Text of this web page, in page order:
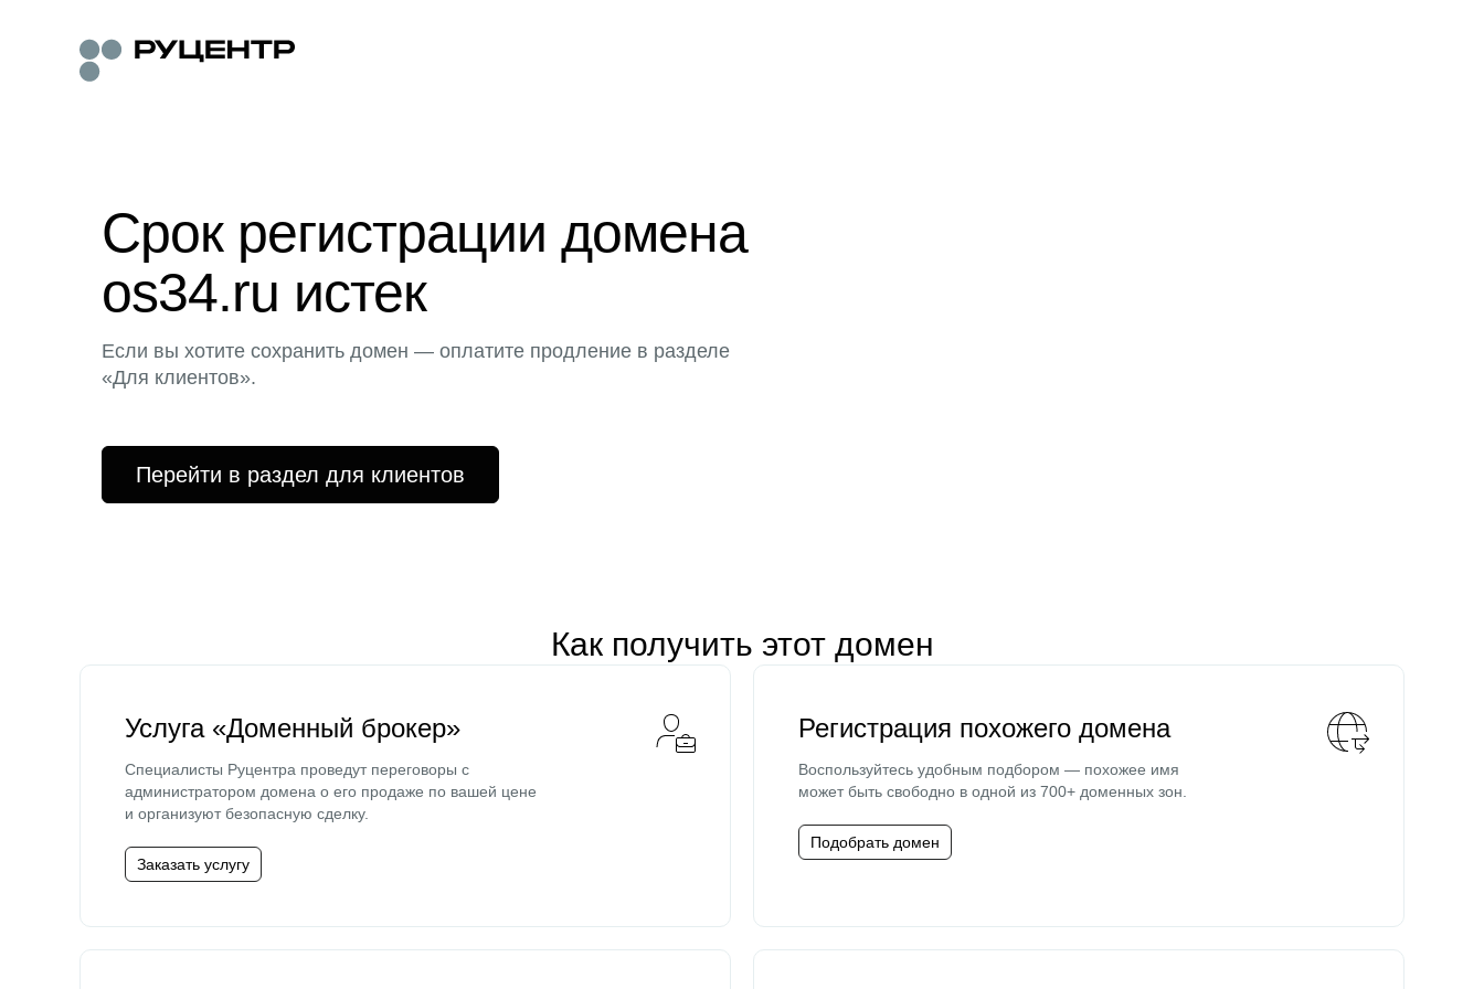
Срок регистрации домена
os34.ru истек
Если вы хотите сохранить домен — оплатите продление в разделе
«Для клиентов».
Перейти в раздел для клиентов
Как получить этот домен
Услуга «Доменный брокер»
Специалисты Руцентра проведут переговоры с
администратором домена о его продаже по вашей цене
и организуют безопасную сделку.
Заказать услугу
Регистрация похожего домена
Воспользуйтесь удобным подбором — похожее имя
может быть свободно в одной из 700+ доменных зон.
Подобрать домен